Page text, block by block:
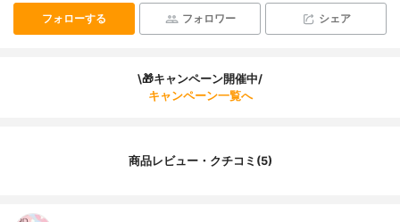
フォローする フォロワー シェア
\🎁キャンペーン開催中/
キャンペーン一覧へ
商品レビュー・クチコミ(5)